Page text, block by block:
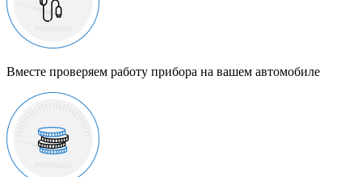
Вместе проверяем работу прибора на вашем автомобиле